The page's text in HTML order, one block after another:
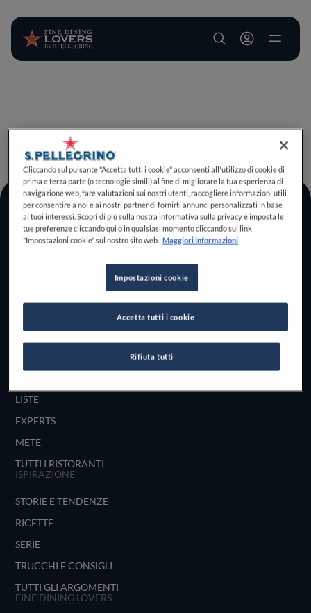
User account
TORNA A INIZIO PAGINA
Home
Log In
Scopri il vero
foodie che è in te
UNISCITI
LISTE
EXPERTS
METE
TUTTI I RISTORANTI
ISPIRAZIONE
STORIE E TENDENZE
RICETTE
SERIE
TRUCCHI E CONSIGLI
TUTTI GLI ARGOMENTI
FINE DINING LOVERS
Cliccando sul pulsante "Accetta tutti i cookie" acconsenti all'utilizzo di cookie di
prima e terza parte (o tecnologie simili) al fine di migliorare la tua esperienza di
navigazione web, fare valutazioni sui nostri utenti, raccogliere informazioni utili
per consentire a noi e ai nostri partner di fornirti annunci personalizzati in base
ai tuoi interessi. Scopri di più sulla nostra informativa sulla privacy e imposta le
tue preferenze cliccando qui o in qualsiasi momento cliccando sul link
"Impostazioni cookie" sul nostro sito web. Maggiori informazioni
Impostazioni cookie
Rifiuta tutti
Accetta tutti i cookie